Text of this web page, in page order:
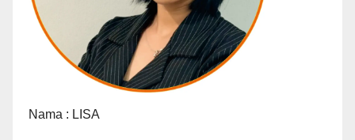
Nama : LISA